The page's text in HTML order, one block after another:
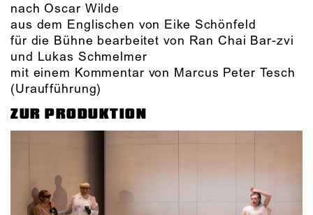
nach Oscar Wilde
aus dem Englischen von Eike Schönfeld
für die Bühne bearbeitet von Ran Chai Bar-zvi
und Lukas Schmelmer
mit einem Kommentar von Marcus Peter Tesch
(Uraufführung)
ZUR PRODUKTION